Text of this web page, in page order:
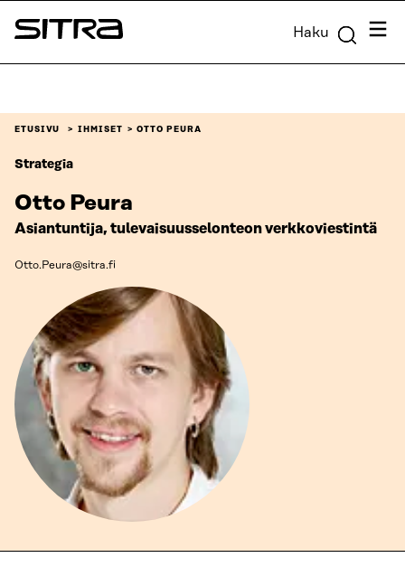
Siirry
suoraan
Sitra Haku
ETUSIVU IHMISET OTTO PEURA
Strategia
Otto Peura
Asiantuntija, tulevaisuusselonteon verkkoviestintä
Otto.Peura@sitra.fi